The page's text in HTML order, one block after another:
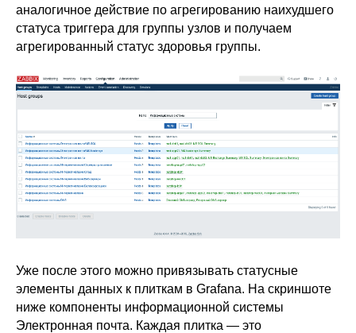
аналогичное действие по агрегированию наихудшего
статуса триггера для группы узлов и получаем
агрегированный статус здоровья группы.
Уже после этого можно привязывать статусные
элементы данных к плиткам в Grafana. На скриншоте
ниже компоненты информационной системы
Электронная почта. Каждая плитка — это